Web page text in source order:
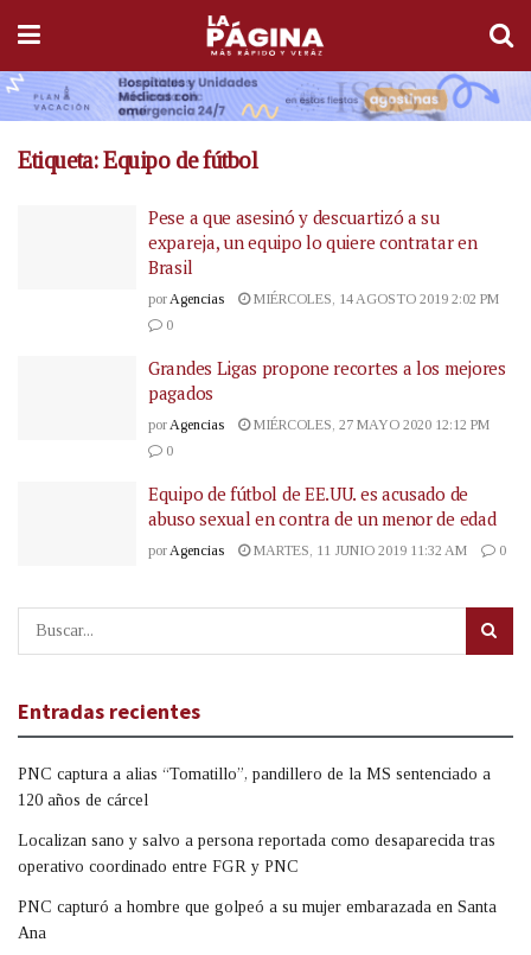
Etiqueta:Equipo de fútbol
Pese a que asesinó y descuartizó a su
expareja, un equipo lo quiere contratar en
Brasil
por Agencias
MIÉRCOLES, 14 AGOSTO 2019 2:02 PM
0
Grandes Ligas propone recortes a los mejores
pagados
por Agencias
MIÉRCOLES, 27 MAYO 2020 12:12 PM
0
Equipo de fútbol de EE.UU. es acusado de
abuso sexual en contra de un menor de edad
por Agencias MARTES, 11 JUNIO 2019 11:32 AM 0
Entradas recientes
PNC captura a alias “Tomatillo”, pandillero de la MS sentenciado a
120 años de cárcel
Localizan sano y salvo a persona reportada como desaparecida tras
operativo coordinado entre FGR y PNC
PNC capturó a hombre que golpeó a su mujer embarazada en Santa
Ana